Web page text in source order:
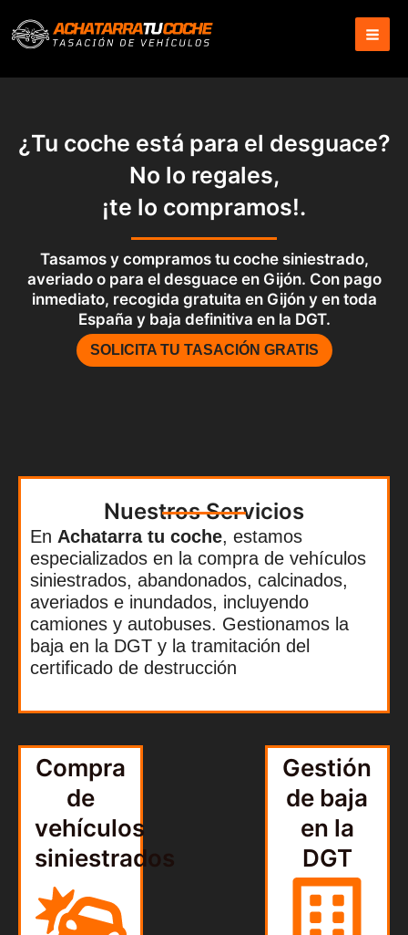
contenido
¿Tu coche está para el desguace?
No lo regales,
¡te lo compramos!.
Tasamos y compramos tu coche siniestrado,
averiado o para el desguace en Gijón. Con pago
inmediato, recogida gratuita en Gijón y en toda
España y baja definitiva en la DGT.
SOLICITA TU TASACIÓN GRATIS
Nuestros Servicios
En Achatarra tu coche, estamos
especializados en la compra de vehículos
siniestrados, abandonados, calcinados,
averiados e inundados, incluyendo
camiones y autobuses. Gestionamos la
baja en la DGT y la tramitación del
certificado de destrucción
Compra
de
vehículos
siniestrados
Gestión
de baja
en la
DGT